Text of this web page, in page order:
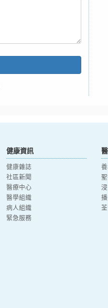
健康資訊
健康雜誌
社區新聞
醫療中心
醫學組織
病人組織
緊急服務